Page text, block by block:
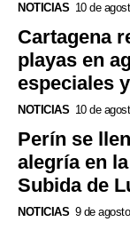
NOTICIAS 10 de
Cartagena
playas en
especiales
NOTICIAS 10 de
Perín se
alegría en
Subida de
NOTICIAS 9 de